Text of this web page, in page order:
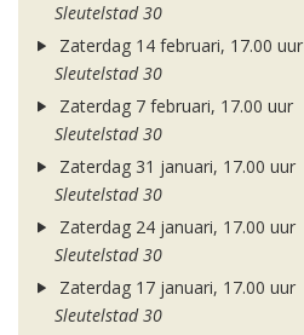
Sleutelstad 30
Zaterdag 14 februari, 17.00 uur
Sleutelstad 30
Zaterdag 7 februari, 17.00 uur
Sleutelstad 30
Zaterdag 31 januari, 17.00 uur
Sleutelstad 30
Zaterdag 24 januari, 17.00 uur
Sleutelstad 30
Zaterdag 17 januari, 17.00 uur
Sleutelstad 30